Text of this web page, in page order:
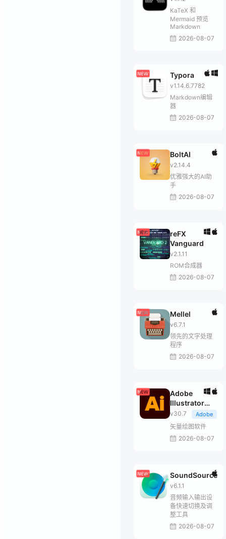
KaTeX 和
Mermaid 预览
Markdown
2026-08-07
Typora
v1.14.6.7782
Markdown编辑
器
2026-08-07
BoltAI
v2.14.4
优雅强大的AI助
手
2026-08-07
reFX
Vanguard
v2.1.11
ROM合成器
2026-08-07
Mellel
v6.7.1
领先的文字处理
程序
2026-08-07
Adobe
Illustrator
2026
v30.7 Adobe
矢量绘图软件
2026-08-07
SoundSource
v6.1.1
音频输入输出设
备快速切换及调
整工具
2026-08-07